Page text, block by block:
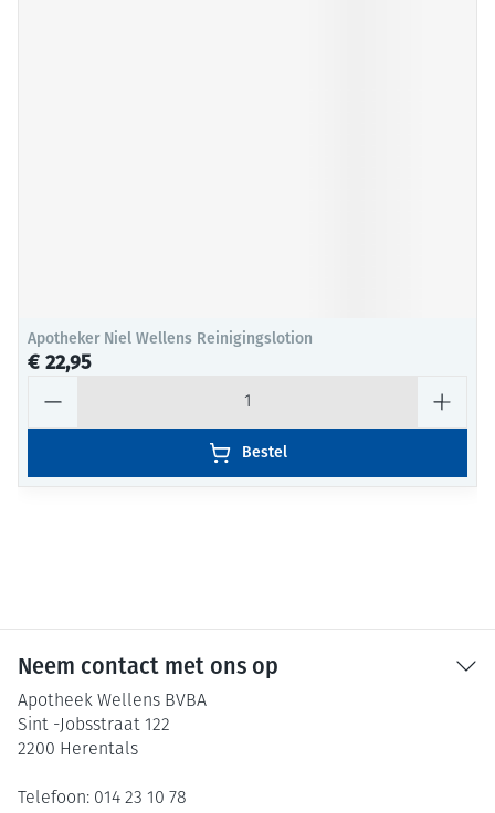
Apotheker Niel Wellens Reinigingslotion
€ 22,95
Bestel
Neem contact met ons op
Apotheek Wellens BVBA
Sint -Jobsstraat 122
2200 Herentals
Telefoon: 014 23 10 78